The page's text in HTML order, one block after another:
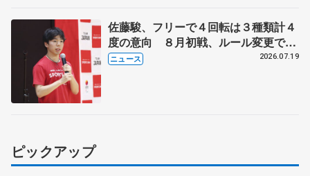
佐藤駿、フリーで４回転は３種類計４
度の意向 ８月初戦、ルール変更で
「点数の出方確認したい」
ニュース 2026.07.19
ピックアップ